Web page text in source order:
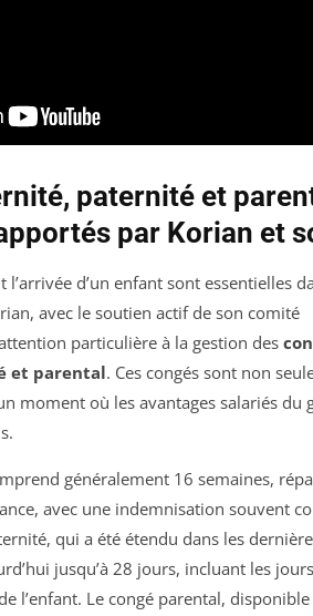
paternité et
par Korian et
d’un enfant sont essentielles
avec le soutien actif de son comité
particulière à la gestion des
et parental. Ces congés sont non
moment où les avantages salariés du
généralement 16 semaines,
avec une indemnisation souvent
qui a été étendu dans les
jusqu’à 28 jours, incluant les
l’enfant. Le congé parental,